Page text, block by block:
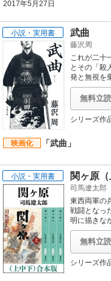
2017年5月27日
小説・実用書 武曲
藤沢周
これが二十
とその「殺
発と無視を
無料立
シリーズ作
映画化 「武曲」
小説・実用書 関ヶ原
司馬遼太郎
東西両軍の
戦闘となっ
明に描きな
著名な戦国
吉の死に
はいかなる
成はいかに
無料立
シリーズ作